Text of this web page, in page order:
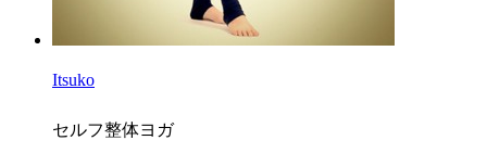
Itsuko
セルフ整体ヨガ